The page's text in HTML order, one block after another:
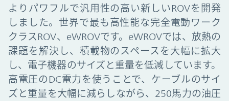
よりパワフルで汎用性の高い新しいROVを開発
しました。世界で最も高性能な完全電動ワーク
クラスROV、eWROVです。eWROVでは、放熱の
課題を解決し、積載物のスペースを大幅に拡大
し、電子機器のサイズと重量を低減しています。
高電圧のDC電力を使うことで、ケーブルのサイ
ズと重量を大幅に減らしながら、250馬力の油圧